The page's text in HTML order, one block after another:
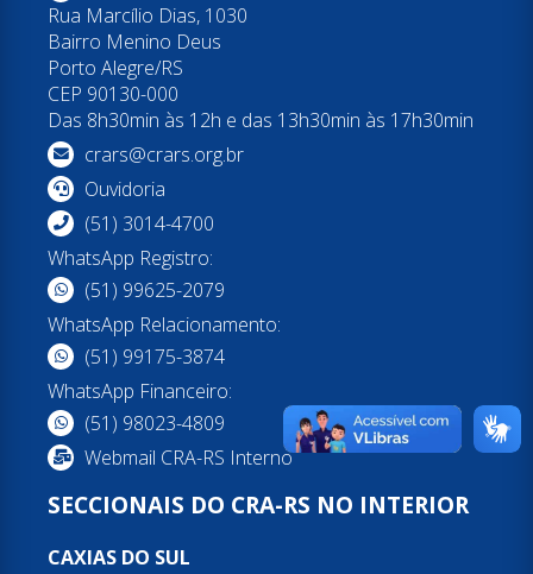
Rua Marcílio Dias, 1030
Bairro Menino Deus
Porto Alegre/RS
CEP 90130-000
Das 8h30min às 12h e das 13h30min às 17h30min
crars@crars.org.br
Ouvidoria
(51) 3014-4700
WhatsApp Registro:
(51) 99625-2079
WhatsApp Relacionamento:
(51) 99175-3874
WhatsApp Financeiro:
(51) 98023-4809
Webmail CRA-RS Interno
SECCIONAIS DO CRA-RS NO INTERIOR
CAXIAS DO SUL